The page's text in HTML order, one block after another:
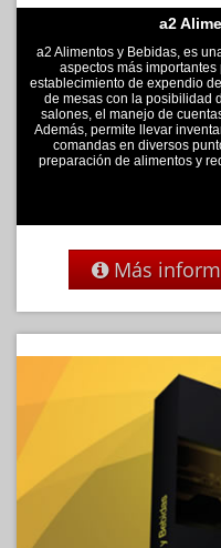
a2
a2 Alimentos y Bebidas, es
aspectos más
establecimiento de expendio
de mesas con la posibilidad
salones, el manejo de
Además, permite llevar
comandas en diversos
preparación de alimentos y
Más